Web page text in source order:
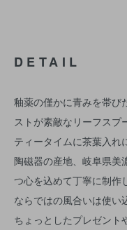
DETAIL
釉薬の僅かに青みを帯び
ストが素敵なリーフスプ
ティータイムに茶葉入れ
陶磁器の産地、岐阜県美
つ心を込めて丁寧に制作
ならではの風合いは使い
ちょっとしたプレゼント